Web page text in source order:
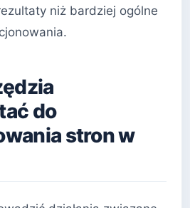
niż bardziej ogólne
do
stron w